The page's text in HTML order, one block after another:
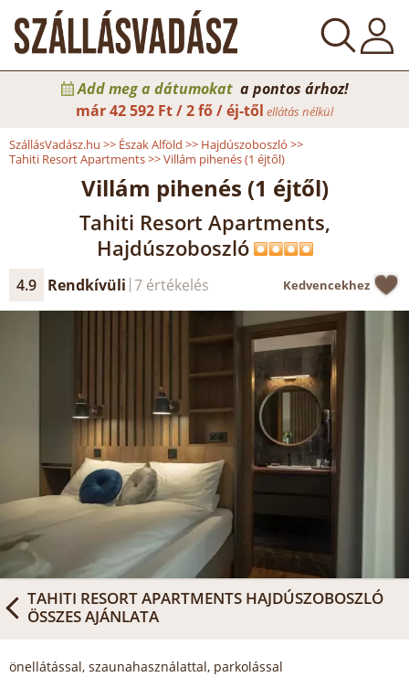
Add meg a dátumokat a pontos árhoz!
már42 592 Ft / 2 fő / éj-től ellátás nélkül
SzállásVadász.hu >> Észak Alföld >> Hajdúszoboszló >>
Tahiti Resort Apartments>>Villám pihenés (1 éjtől)
Villám pihenés (1 éjtől)
Tahiti Resort Apartments,
Hajdúszoboszló
4.9 Rendkívüli 7 értékelés Kedvencekhez
TAHITI RESORT APARTMENTS HAJDÚSZOBOSZLÓ
ÖSSZES AJÁNLATA
önellátással, szaunahasználattal, parkolással